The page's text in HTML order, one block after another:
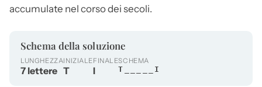
accumulate nel corso dei secoli.
Schema della soluzione
LUNGHEZZA
7 lettere
INIZIALE
T
FINALE
I
SCHEMA
T_____I